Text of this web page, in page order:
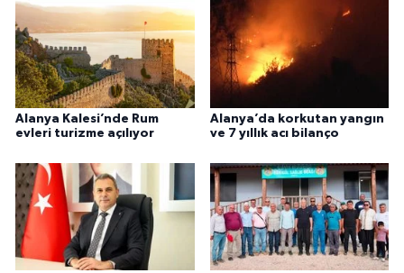
Alanya Kalesi’nde Rum
evleri turizme açılıyor
Alanya’da korkutan yangın
ve 7 yıllık acı bilanço